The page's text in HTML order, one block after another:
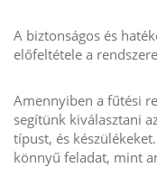
A biztonságos és
előfeltétele a
Amennyiben a fűtési
segítünk kiválasztani
típust, és
könnyű feladat, mint